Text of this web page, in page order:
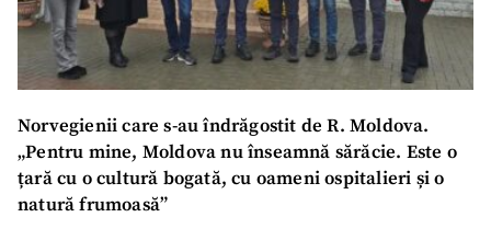
Norvegienii care s-au îndrăgostit de R. Moldova.
„Pentru mine, Moldova nu înseamnă sărăcie. Este o
țară cu o cultură bogată, cu oameni ospitalieri și o
natură frumoasă”